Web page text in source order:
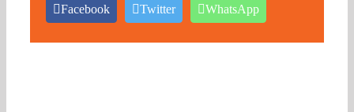
Facebook Twitter WhatsApp